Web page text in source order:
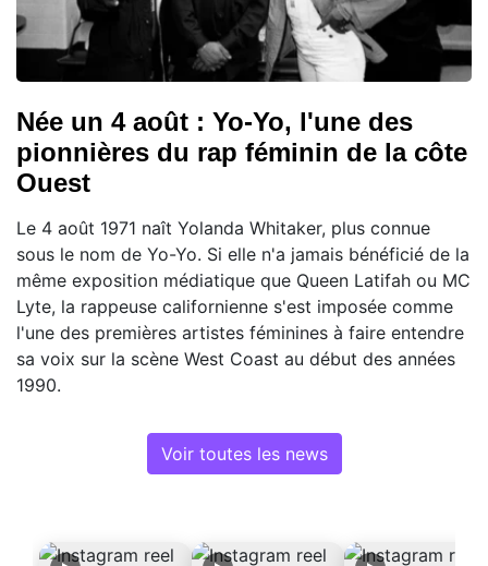
Née un 4 août : Yo-Yo, l'une des
pionnières du rap féminin de la côte
Ouest
Le 4 août 1971 naît Yolanda Whitaker, plus connue
sous le nom de Yo-Yo. Si elle n'a jamais bénéficié de la
même exposition médiatique que Queen Latifah ou MC
Lyte, la rappeuse californienne s'est imposée comme
l'une des premières artistes féminines à faire entendre
sa voix sur la scène West Coast au début des années
1990.
Voir toutes les news